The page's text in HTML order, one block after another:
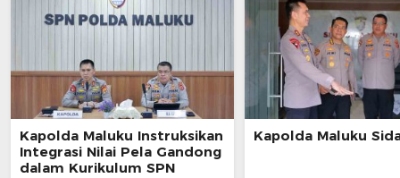
Kapolda Maluku Instruksikan
Integrasi Nilai Pela Gandong
dalam Kurikulum SPN
Kapolda Maluku